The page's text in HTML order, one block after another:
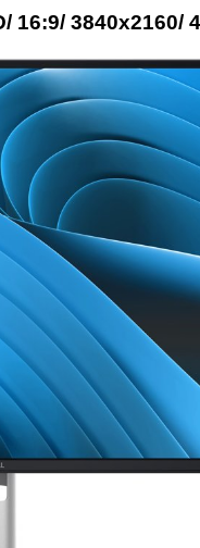
16:9/ 3840x2160/